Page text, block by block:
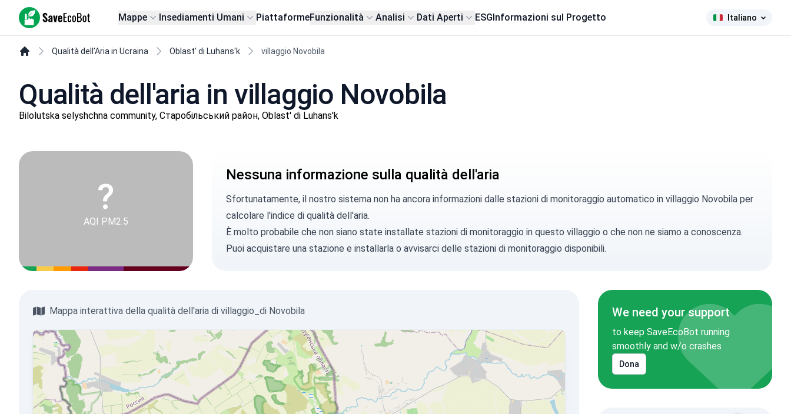
SaveEcoBot Mappe Insediamenti Umani PiattaformeFunzionalità Analisi Dati Aperti ESGInformazioni sul Progetto Italiano
Qualità dell'Aria in Ucraina Oblast' di Luhans'k villaggio Novobila
Qualità dell'aria in villaggio Novobila
Bilolutska selyshchna community, Старобільський район, Oblast' di Luhans'k
?
AQI PM2.5
Nessuna informazione sulla qualità dell'aria
Sfortunatamente, il nostro sistema non ha ancora informazioni dalle stazioni di monitoraggio automatico in villaggio Novobila per
calcolare l'indice di qualità dell'aria.
È molto probabile che non siano state installate stazioni di monitoraggio in questo villaggio o che non ne siamo a conoscenza.
Puoi acquistare una stazione e installarla o avvisarcidelle stazioni di monitoraggio disponibili.
Mappa interattiva della qualità dell'aria di villaggio_di Novobila We need your support
to keep SaveEcoBot running
smoothly and w/o crashes
Dona